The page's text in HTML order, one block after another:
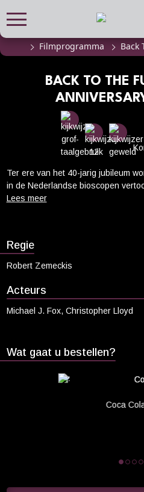
FILMPROGRAMMA
Aanmelden filmprogramma
Kinderfeestjes
Privébioscoop of zaalhuur
ABONNEMENT
Alle informatie
Abonnement afsluiten
CADEAUTIPS
Cadeaukaart kopen
Abonnement cadeau geven
Ons serviceconcept
Eten en drinken
Filmprogramma Back
BACK TO THE
Ter ere van het 40-jarig jubileum
in de Nederlandse bioscopen
McFly per ongeluk terug in de tijd
zorgen dat zijn ouders verliefd
manier zoekt om terug te keren naar
Regie
Robert Zemeckis
Acteurs
Michael J. Fox, Christopher Lloyd
Wat gaat u bestellen?
Coca